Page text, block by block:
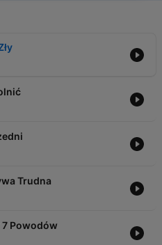
Trudna
7 Powodów